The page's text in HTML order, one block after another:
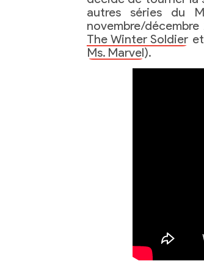
autres séries du
novembre/
The Winter Soldier et
Ms. Marvel).